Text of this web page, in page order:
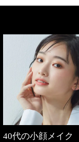
40代の小顔メイク